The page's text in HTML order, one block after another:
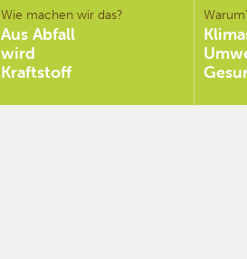
Wie machen wir das?
Aus Abfall
wird
Kraftstoff